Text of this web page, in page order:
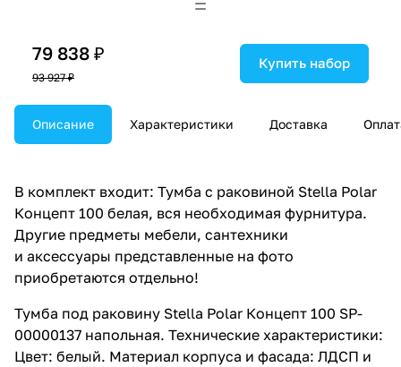
Шкаф навесной Stella Polar
Концепт 30 L/R универсальный,
угловой, белый
4 884 ₽ x 1 шт5 746 ₽
79 838 ₽
93 927 ₽
Купить набор
Описание Характеристики Доставка
В комплект входит: Тумба с раковиной Stella Polar
Концепт 100 белая, вся необходимая фурнитура.
Другие предметы мебели, сантехники
и аксессуары представленные на фото
приобретаются отдельно!
Тумба под раковину Stella Polar Концепт 100 SP-
00000137 напольная. Технические характеристики:
Цвет: белый. Материал корпуса и фасада: ЛДСП и